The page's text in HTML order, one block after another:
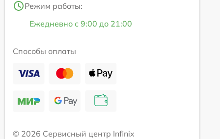
Режим работы:
Ежедневно с 9:00 до 21:00
Способы оплаты
© 2026 Сервисный центр Infinix